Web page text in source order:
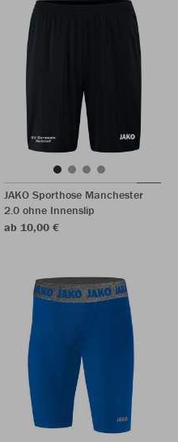
JAKO Sporthose Manchester
2.0 ohne Innenslip
ab 10,00 €